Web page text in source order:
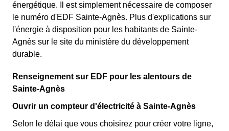
énergétique. Il est simplement nécessaire de composer
le numéro d'EDF Sainte-Agnès. Plus d'explications sur
l'énergie à disposition pour les habitants de Sainte-
Agnès sur le site du ministère du développement
durable.
Renseignement sur EDF pour les alentours de
Sainte-Agnès
Ouvrir un compteur d'électricité à Sainte-Agnès
Selon le délai que vous choisirez pour créer votre ligne,